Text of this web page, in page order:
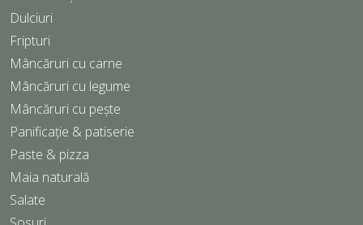
Dulciuri
Fripturi
Mâncăruri cu carne
Mâncăruri cu legume
Mâncăruri cu pește
Panificație & patiserie
Paste & pizza
Maia naturală
Salate